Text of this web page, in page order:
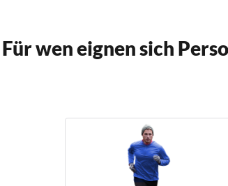
Für wen eignen sich